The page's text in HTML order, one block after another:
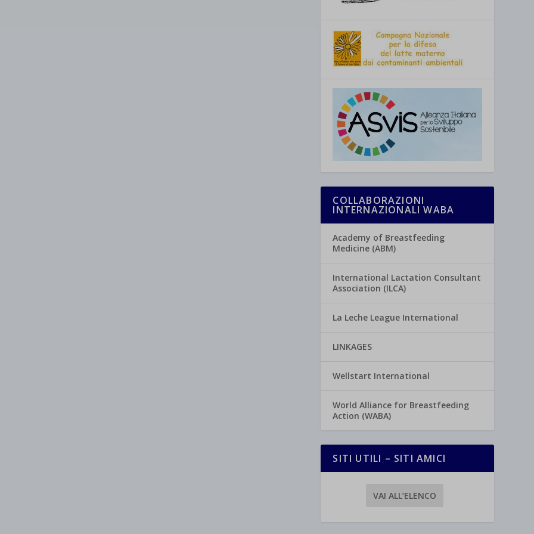
COLLABORAZIONI
INTERNAZIONALI WABA
Academy of Breastfeeding
Medicine (ABM)
International Lactation Consultant
Association (ILCA)
La Leche League International
LINKAGES
Wellstart International
World Alliance for Breastfeeding
Action (WABA)
SITI UTILI – SITI AMICI
VAI ALL’ELENCO